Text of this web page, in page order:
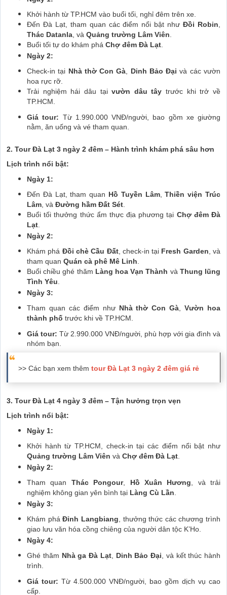
Khởi hành từ TP.HCM vào buổi tối, nghỉ đêm trên xe.
Đến Đà Lạt, tham quan các điểm nổi bật nhưĐồi Robin
Thác Datanla , và Quảng trường Lâm Viên
Buổi tối tự do khám phá Chợ đêm Đà Lạt
Ngày 2:
Check-in tại Nhà thờ Con Gà Dinh Bảo Đại và các vườn
hoa rực rỡ.
Trải nghiệm hái dâu tạivườn dâu tây trước khi trở về
TP.HCM.
Giá tour: Từ 1.990.000 VNĐ/người, bao gồm xe giường
nằm, ăn uống và vé tham quan.
2. Tour Đà Lạt 3 ngày 2 đêm – Hành trình khám phá sâu hơn
Lịch trình nổi bật:
Ngày 1:
Đến Đà Lạt, tham quan Hồ Tuyền Lâm,Thiền viện Trúc
Lâm , và Đường hầm Đất Sét
Buổi tối thưởng thức ẩm thực địa phương tại Chợ đêm Đà
Lạt
Ngày 2:
Khám phá Đồi chè Cầu Đất, check-in tại Fresh Garden , và
tham quan Quán cà phê Mê Linh
Buổi chiều ghé thăm Làng hoa Vạn Thành và Thung lũng
Tình Yêu
Ngày 3:
Tham quan các điểm như Nhà thờ Con Gà ,Vườn hoa
thành phố trước khi về TP.HCM.
Giá tour: Từ 2.990.000 VNĐ/người, phù hợp với gia đình và
nhóm bạn.
>> Các bạn xem thêm tour Đà Lạt 3 ngày 2 đêm giá rẻ
3. Tour Đà Lạt 4 ngày 3 đêm – Tận hưởng trọn vẹn
Lịch trình nổi bật:
Ngày 1:
Khởi hành từ TP.HCM, check-in tại các điểm nổi bật như
Quảng trường Lâm Viên và Chợ đêm Đà Lạt
Ngày 2:
Tham quan Thác Pongour, Hồ Xuân Hương , và trải
nghiệm không gian yên bình tại Làng Cù Lần
Ngày 3:
Khám pháĐỉnh Langbiang , thưởng thức các chương trình
giao lưu văn hóa cồng chiêng của người dân tộc K’Ho.
Ngày 4:
Ghé thăm Nhà ga Đà Lạt, Dinh Bảo Đại , và kết thúc hành
trình.
Giá tour: Từ 4.500.000 VNĐ/người, bao gồm dịch vụ cao
cấp.